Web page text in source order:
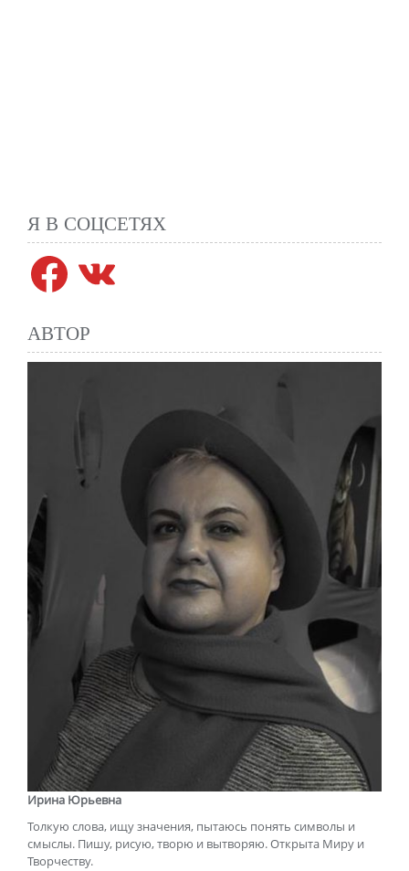
Я В СОЦСЕТЯХ
Facebook
АВТОР
Ирина Юрьевна
Толкую слова, ищу значения, пытаюсь понять символы и
смыслы. Пишу, рисую, творю и вытворяю. Открыта Миру и
Творчеству.